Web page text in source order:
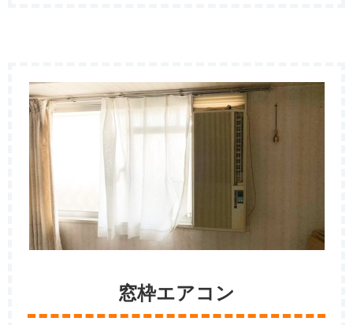
窓枠エアコン